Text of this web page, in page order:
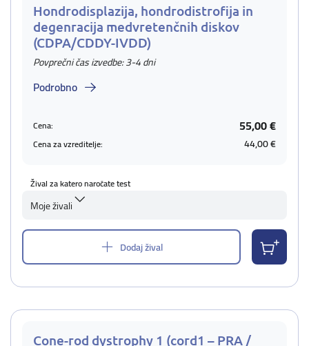
Hondrodisplazija, hondrodistrofija in
degenracija medvretenčnih diskov
(CDPA/CDDY-IVDD)
Povprečni čas izvedbe: 3-4 dni
Podrobno
Cena: 55,00 €
Cena za vzreditelje: 44,00 €
Žival za katero naročate test
Moje živali
Dodaj žival
Cone-rod dystrophy 1 (cord1 – PRA /